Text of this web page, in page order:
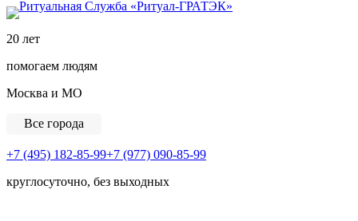
20 лет
помогаем людям
Москва и МО
Все города
+7 (495) 182-85-99+7 (977) 090-85-99
круглосуточно, без выходных